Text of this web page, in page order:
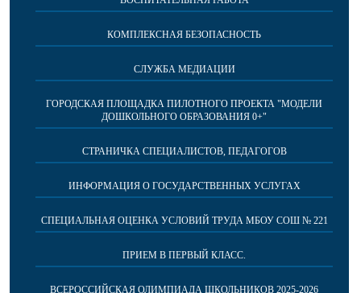
КОМПЛЕКСНАЯ БЕЗОПАСНОСТЬ
СЛУЖБА МЕДИАЦИИ
ГОРОДСКАЯ ПЛОЩАДКА ПИЛОТНОГО ПРОЕКТА "МОДЕЛИ
ДОШКОЛЬНОГО ОБРАЗОВАНИЯ 0+"
СТРАНИЧКА СПЕЦИАЛИСТОВ, ПЕДАГОГОВ
ИНФОРМАЦИЯ О ГОСУДАРСТВЕННЫХ УСЛУГАХ
СПЕЦИАЛЬНАЯ ОЦЕНКА УСЛОВИЙ ТРУДА МБОУ СОШ № 221
ПРИЕМ В ПЕРВЫЙ КЛАСС.
ВСЕРОССИЙСКАЯ ОЛИМПИАДА ШКОЛЬНИКОВ 2025-2026